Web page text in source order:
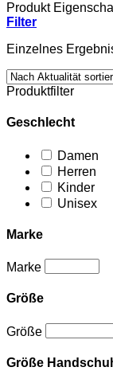
Produkt
Filter
Einzelnes
Produktfilter
Geschlecht
Damen
Herren
Kinder
Unisex
Marke
Marke
Größe
Größe
Größe